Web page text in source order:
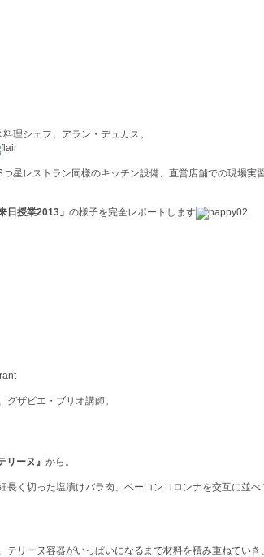
理シェフ、アラン・デュカス。
星レストラン同様のキッチン設備、直営店舗での現場実
日授業2013」 の様子を完全レポートします
ザビエ・ブリオ講師。
リーヌ』 から。
く切った塩漬けバラ肉、ベーコンコロンナを交互に並べ
リーヌ容器がいっぱいになるまで材料を積み重ねていき